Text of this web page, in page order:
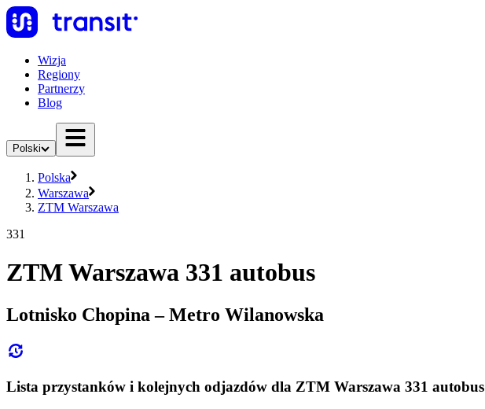
Wizja
Regiony
Partnerzy
Blog
Polski
Polska
Warszawa
ZTM Warszawa
331
ZTM Warszawa 331 autobus
Lotnisko Chopina – Metro Wilanowska
Lista przystanków i kolejnych odjazdów dla ZTM Warszawa 331 autobus